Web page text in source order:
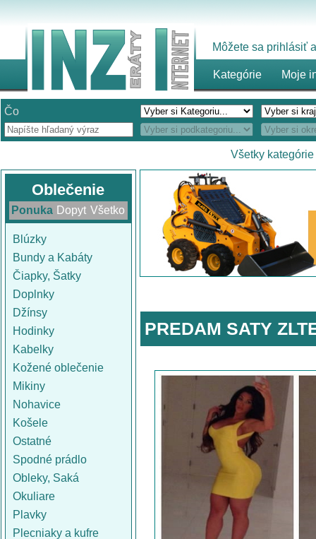
Môžete sa prihlásiť
Kategórie Moje
Čo
Všetky kategórie
Oblečenie
Ponuka Dopyt Všetko
Blúzky
Bundy a Kabáty
Čiapky, Šatky
Doplnky
Džínsy
Hodinky
Kabelky
Kožené oblečenie
Mikiny
Nohavice
Košele
Ostatné
Spodné prádlo
Obleky, Saká
Okuliare
Plavky
Plecniaky a kufre
PREDAM SATY